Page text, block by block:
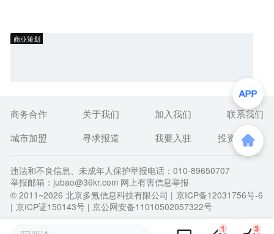
商业策划
1 3
商务合作 关于我们 加入我们
联系我们
城市加盟
寻求报道 我要入驻 投资者关系
违法和不良信息、未成年人保护举报电话：010-89650707
举报邮箱：jubao@36kr.com 网上有害信息举报
© 2011~2026 北京多氪信息科技有限公司 | 京ICP备12031756号-6
| 京ICP证150143号 | 京公网安备11010502057322号